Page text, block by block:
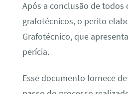
Após a conclusão de todos
grafotécnicos, o perito
Grafotécnico, que
perícia.
Esse documento fornece